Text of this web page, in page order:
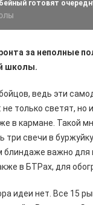
готовят
за неполные
школы.
ведь эти
только светят,
в кармане. Такой
три свечи в
блиндаже важно
в БТРах, для
идеи нет. Все 15